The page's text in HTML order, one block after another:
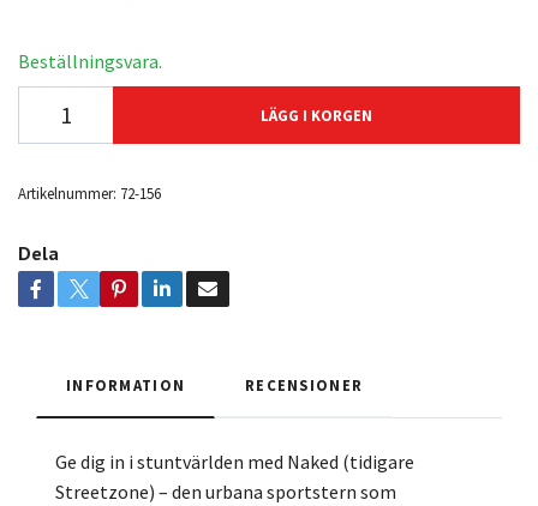
Beställningsvara.
LÄGG I KORGEN
Artikelnummer: 72-156
Dela
INFORMATION RECENSIONER
Ge dig in i stuntvärlden med Naked (tidigare
Streetzone) – den urbana sportstern som